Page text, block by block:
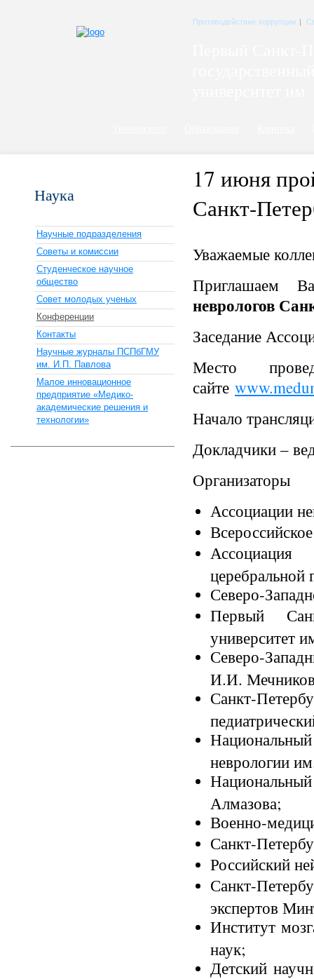
Противодействие коррупции |
17 июня
Санкт-
Уважаемые
Приглашаем
неврологов
Заседание
Место
сайте
Начало
Докладчики –
Организаторы
Ассоциации
церебральной
Северо-
Первый
университет
Северо-
И.И.
Санкт-
неврологии
Алмазова;
Военно-
Санкт-
Российский
Санкт-
экспертов
Институт
наук;
Детский
Наука
Научные подразделения
Советы и комиссии
Студенческое научное
общество
Совет молодых ученых
Конференции
Контакты
Научные журналы ПСПбГМУ
им. И.П. Павлова
Малое инновационное
предприятие «Медико-
академические решения и
технологии»